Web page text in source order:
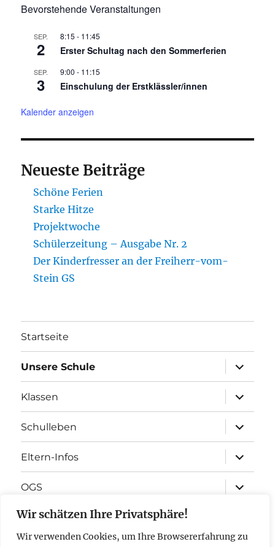
Wir schätzen Ihre Privatsphäre!
Wir verwenden Cookies, um Ihre Browsererfahrung zu
Bevorstehende Veranstaltungen
SEP.
2
8:15 - 11:45
Erster Schultag nach den Sommerferien
SEP.
3
9:00 - 11:15
Einschulung der Erstklässler/innen
Kalender anzeigen
Neueste Beiträge
Schöne Ferien
Starke Hitze
Projektwoche
Schülerzeitung – Ausgabe Nr. 2
Der Kinderfresser an der Freiherr-vom-
Stein GS
Startseite
Unsere Schule
öffnen
Klassen
öffnen
Schulleben
öffnen
Eltern-Infos
öffnen
OGS
öffnen
Förderverein